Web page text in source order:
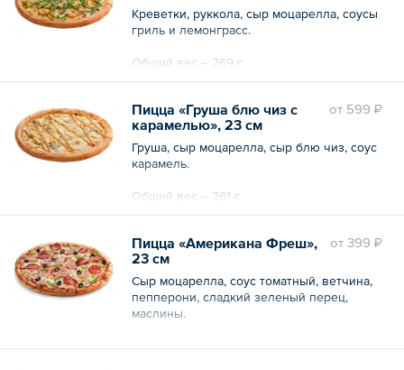
Креветки, руккола, сыр моцарелла, соусы
гриль и лемонграсс.
Общий вес – 269 г
oт 599 ₽
Пицца «Груша блю чиз с
карамелью», 23 см
Груша, сыр моцарелла, сыр блю чиз, соус
карамель.
Общий вес – 261 г
oт 399 ₽
Пицца «Американа Фреш»,
23 см
Сыр моцарелла, соус томатный, ветчина,
пепперони, сладкий зеленый перец,
маслины.
Общий вес – 260 г